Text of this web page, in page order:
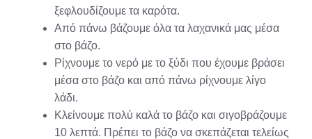
ξεφλουδίζουμε τα καρότα.
Από πάνω βάζουμε όλα τα λαχανικά μας μέσα
στο βάζο.
Ρίχνουμε το νερό με το ξύδι που έχουμε βράσει
μέσα στο βάζο και από πάνω ρίχνουμε λίγο
λάδι.
Κλείνουμε πολύ καλά το βάζο και σιγοβράζουμε
10 λεπτά. Πρέπει το βάζο να σκεπάζεται τελείως